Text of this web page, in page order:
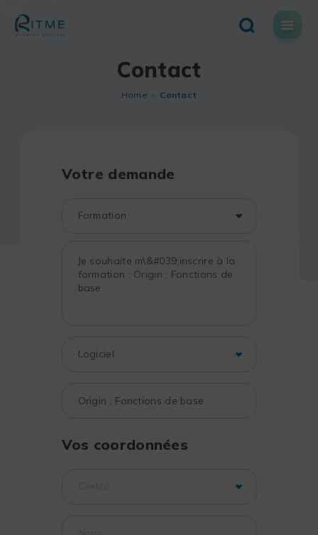
content
Contact
Home Contact
Votre demande
Vos coordonnées